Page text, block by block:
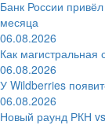
Банк России привёл
месяца
06.08.2026
Как магистральная
06.08.2026
У Wildberries
06.08.2026
Новый раунд РКН